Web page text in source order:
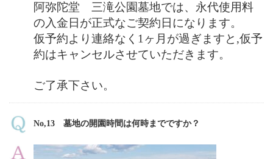
阿弥陀堂 三滝公園墓地では、永代使用料
の入金日が正式なご契約日になります。
仮予約より連絡なく1ヶ月が過ぎますと,仮予
約はキャンセルさせていただきます。
ご了承下さい。
No,13 墓地の開園時間は何時までですか？